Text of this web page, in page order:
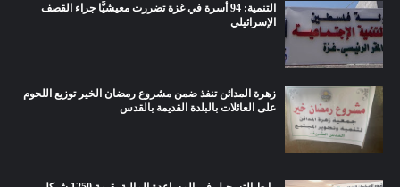
التنمية: 94 أسرة في غزة تضررت معيشيًّا جراء القصف
الإسرائيلي
زهرة المدائن تنفذ ضمن مشروع رمضان الخير توزيع اللحوم
على العائلات بالبلدة القديمة بالقدس